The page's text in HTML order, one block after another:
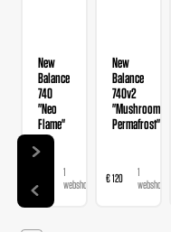
New
Balance
740
"Neo
Flame"
1
webshop
New
Balance
740v2
"Mushroom
Permafrost"
€ 120
1
webshop